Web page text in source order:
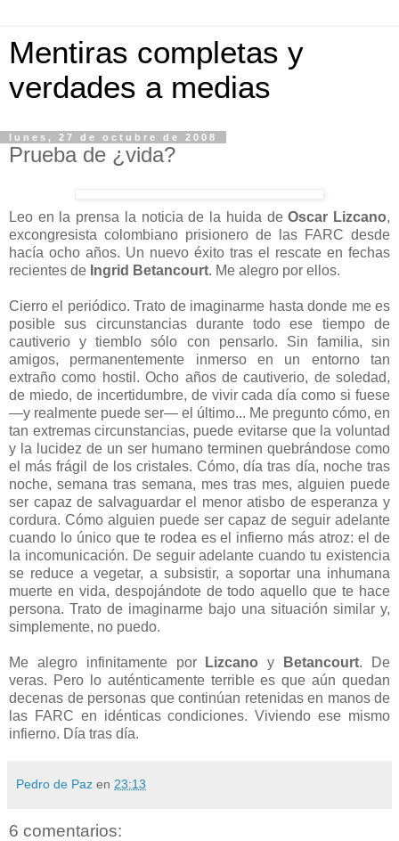
Mentiras completas y
verdades a medias
lunes, 27 de octubre de 2008
Prueba de ¿vida?
Leo en la prensa la noticia de la huida deOscar Lizcano,
excongresista colombiano prisionero de las FARC desde
hacía ocho años. Un nuevo éxito tras el rescate en fechas
recientes de Ingrid Betancourt. Me alegro por ellos.
Cierro el periódico. Trato de imaginarme hasta donde me es
posible sus circunstancias durante todo ese tiempo de
cautiverio y tiemblo sólo con pensarlo. Sin familia, sin
amigos, permanentemente inmerso en un entorno tan
extraño como hostil. Ocho años de cautiverio, de soledad,
de miedo, de incertidumbre, de vivir cada día como si fuese
—y realmente puede ser— el último... Me pregunto cómo, en
tan extremas circunstancias, puede evitarse que la voluntad
y la lucidez de un ser humano terminen quebrándose como
el más frágil de los cristales. Cómo, día tras día, noche tras
noche, semana tras semana, mes tras mes, alguien puede
ser capaz de salvaguardar el menor atisbo de esperanza y
cordura. Cómo alguien puede ser capaz de seguir adelante
cuando lo único que te rodea es el infierno más atroz: el de
la incomunicación. De seguir adelante cuando tu existencia
se reduce a vegetar, a subsistir, a soportar una inhumana
muerte en vida, despojándote de todo aquello que te hace
persona. Trato de imaginarme bajo una situación similar y,
simplemente, no puedo.
Me alegro infinitamente por Lizcano y Betancourt. De
veras. Pero lo auténticamente terrible es que aún quedan
decenas de personas que continúan retenidas en manos de
las FARC en idénticas condiciones. Viviendo ese mismo
infierno. Día tras día.
Pedro de Paz en 23:13
6 comentarios: